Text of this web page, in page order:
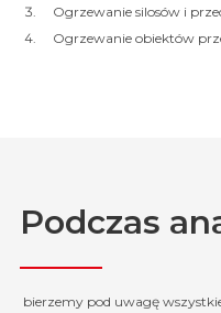
Ogrzewanie silosów i
Ogrzewanie obiektów
Podczas
bierzemy pod uwagę